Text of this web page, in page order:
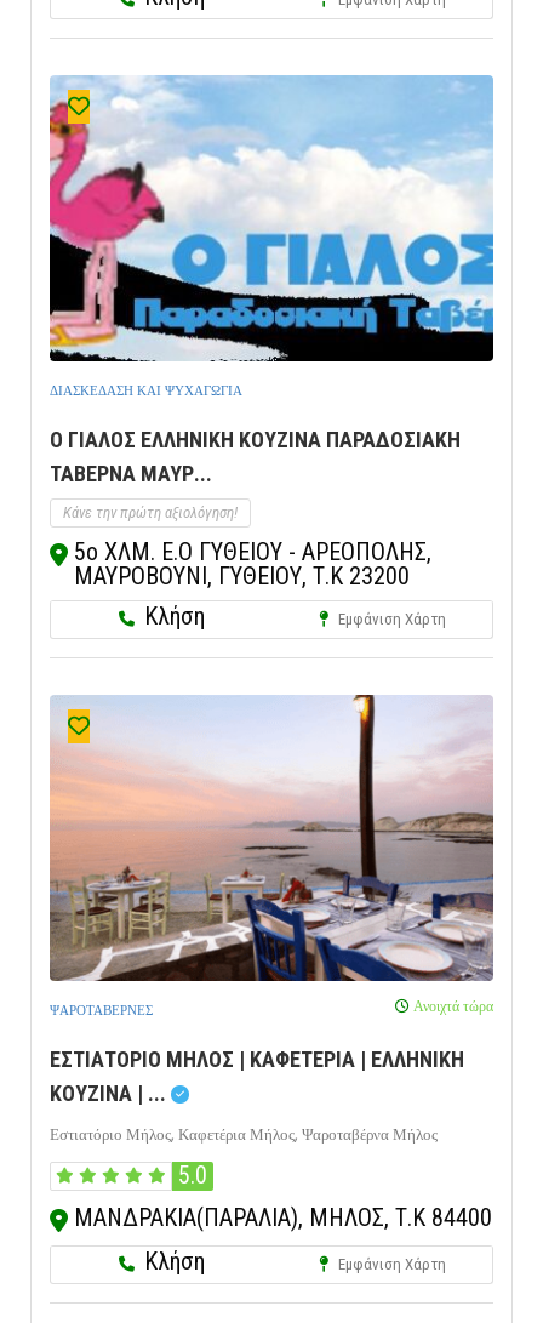
ΔΙΑΣΚΕΔΑΣΗ ΚΑΙ ΨΥΧΑΓΩΓΙΑ
Ο ΓΙΑΛΟΣ ΕΛΛΗΝΙΚΗ ΚΟΥΖΙΝΑ ΠΑΡΑΔΟΣΙΑΚΗ
ΤΑΒΕΡΝΑ ΜΑΥΡ...
Κάνε την πρώτη αξιολόγηση!
5ο ΧΛΜ. Ε.Ο ΓΥΘΕΙΟΥ - ΑΡΕΟΠΟΛΗΣ,
ΜΑΥΡΟΒΟΥΝΙ, ΓΥΘΕΙΟΥ, Τ.Κ 23200
Κλήση
Εμφάνιση Χάρτη
ΨΑΡΟΤΑΒΕΡΝΕΣ Ανοιχτά τώρα
ΕΣΤΙΑΤΟΡΙΟ ΜΗΛΟΣ | ΚΑΦΕΤΕΡΙΑ | ΕΛΛΗΝΙΚΗ
ΚΟΥΖΙΝΑ | ...
Εστιατόριο Μήλος, Καφετέρια Μήλος, Ψαροταβέρνα Μήλος
5.0
ΜΑΝΔΡΑΚΙΑ(ΠΑΡΑΛΙΑ), ΜΗΛΟΣ, Τ.Κ 84400
Κλήση
Εμφάνιση Χάρτη